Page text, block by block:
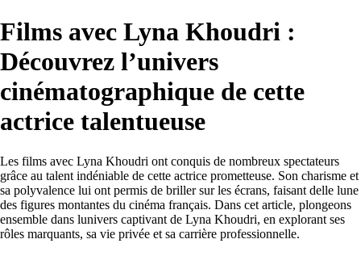
Films avec Lyna Khoudri :
Découvrez l’univers
cinématographique de cette
actrice talentueuse
Les films avec Lyna Khoudri ont conquis de nombreux spectateurs
grâce au talent indéniable de cette actrice prometteuse. Son charisme et
sa polyvalence lui ont permis de briller sur les écrans, faisant delle lune
des figures montantes du cinéma français. Dans cet article, plongeons
ensemble dans lunivers captivant de Lyna Khoudri, en explorant ses
rôles marquants, sa vie privée et sa carrière professionnelle.